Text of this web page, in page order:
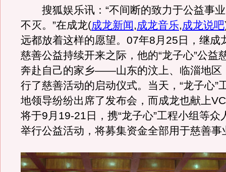
搜狐娱乐讯：“不间断的致力于公益事业
不灭。”在成龙(成龙新闻,成龙音乐,成龙说吧
远都放着这样的愿望。07年8月25日，继成
慈善公益持续开来之际，他的“龙子心”公益
奔赴自己的家乡——山东的汶上、临淄地区
行了慈善活动的启动仪式。当天，“龙子心”
地领导纷纷出席了发布会，而成龙也献上
将于9月19-21日，携“龙子心”工程小组等众
举行公益活动，将募集资金全部用于慈善事